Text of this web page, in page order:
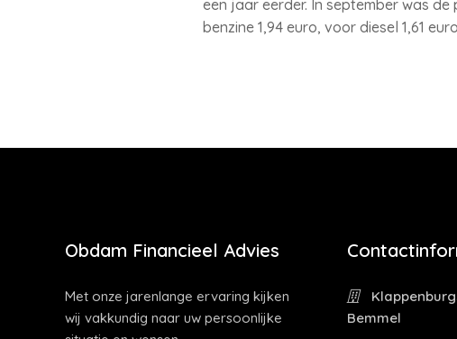
een jaar eerder. In september was
benzine 1,94 euro, voor diesel 1,61
Obdam Financieel Advies
Met onze jarenlange ervaring kijken
wij vakkundig naar uw persoonlijke
Bemmel